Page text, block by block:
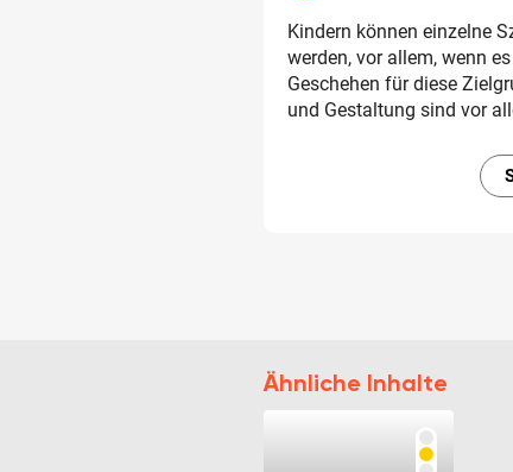
Kindern können einzelne
werden, vor allem, wenn
Geschehen für diese
und Gestaltung sind vor
Ähnliche Inhalte